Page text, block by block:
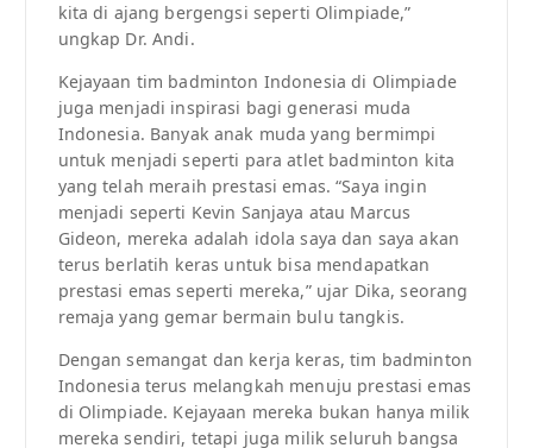
kita di ajang bergengsi seperti Olimpiade,”
ungkap Dr. Andi.
Kejayaan tim badminton Indonesia di Olimpiade
juga menjadi inspirasi bagi generasi muda
Indonesia. Banyak anak muda yang bermimpi
untuk menjadi seperti para atlet badminton kita
yang telah meraih prestasi emas. “Saya ingin
menjadi seperti Kevin Sanjaya atau Marcus
Gideon, mereka adalah idola saya dan saya akan
terus berlatih keras untuk bisa mendapatkan
prestasi emas seperti mereka,” ujar Dika, seorang
remaja yang gemar bermain bulu tangkis.
Dengan semangat dan kerja keras, tim badminton
Indonesia terus melangkah menuju prestasi emas
di Olimpiade. Kejayaan mereka bukan hanya milik
mereka sendiri, tetapi juga milik seluruh bangsa